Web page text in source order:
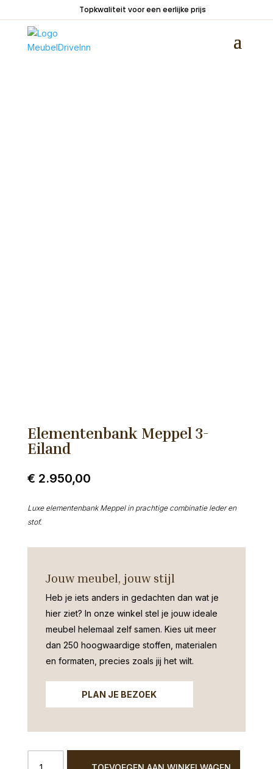
Topkwaliteit voor een eerlijke prijs
Zitmeubelen/Elementenbanken/
Elementenbank Meppel 3-Eiland
Elementenbank Meppel 3-
Eiland
€ 2.950,00
Luxe elementenbank Meppel in prachtige combinatie leder en
stof.
Jouw meubel, jouw stijl
Heb je iets anders in gedachten dan wat je
hier ziet? In onze winkel stel je jouw ideale
meubel helemaal zelf samen. Kies uit meer
dan 250 hoogwaardige stoffen, materialen
en formaten, precies zoals jij het wilt.
PLAN JE BEZOEK